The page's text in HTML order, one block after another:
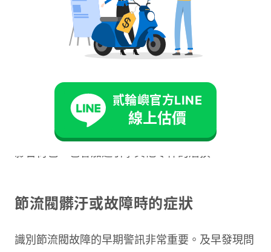
貳輪嶼官方LINE
線上估價
有被充分利用的燃油會以廢氣的形式排出，不僅浪
費金錢，還會增加環境汙染。有些車主會發現，排
氣管開始冒黑煙，這就是燃燒不完全的明顯證據。
此外，引擎性能下降還會帶來其他連鎖反應。為了
獲得相同的動力輸出，你可能需要更頻繁地催動油
門，這反而進一步增加了油耗。長期下來，這不僅
節流閥髒汙或故障時的症狀
識別節流閥故障的早期警訊非常重要。及早發現問